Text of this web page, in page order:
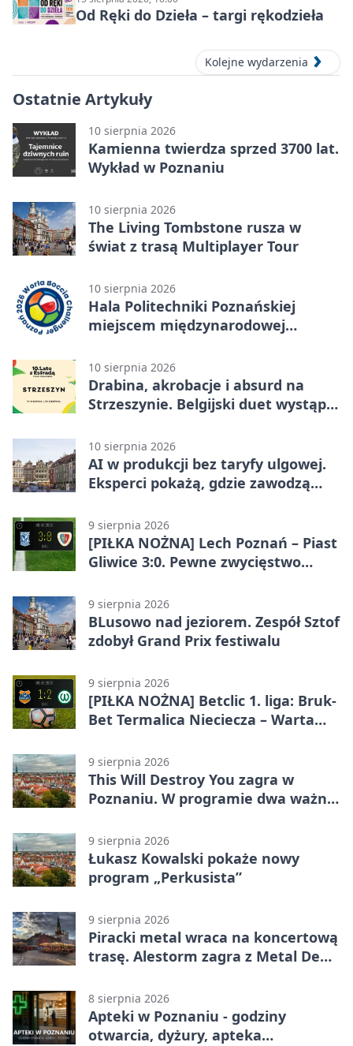
Od Ręki do Dzieła – targi rękodzieła
Kolejne wydarzenia
Ostatnie Artykuły
10 sierpnia 2026
Kamienna twierdza sprzed 3700 lat.
Wykład w Poznaniu
10 sierpnia 2026
The Living Tombstone rusza w
świat z trasą Multiplayer Tour
10 sierpnia 2026
Hala Politechniki Poznańskiej
miejscem międzynarodowej
10 sierpnia 2026
Drabina, akrobacje i absurd na
Strzeszynie. Belgijski duet wystąpi
10 sierpnia 2026
AI w produkcji bez taryfy ulgowej.
Eksperci pokażą, gdzie zawodzą
9 sierpnia 2026
[PIŁKA NOŻNA] Lech Poznań – Piast
Gliwice 3:0. Pewne zwycięstwo
9 sierpnia 2026
BLusowo nad jeziorem. Zespół Sztof
zdobył Grand Prix festiwalu
9 sierpnia 2026
[PIŁKA NOŻNA] Betclic 1. liga: Bruk-
Bet Termalica Nieciecza – Warta
komplet punktów
9 sierpnia 2026
This Will Destroy You zagra w
Poznaniu. W programie dwa ważne
9 sierpnia 2026
Łukasz Kowalski pokaże nowy
program „Perkusista”
9 sierpnia 2026
Piracki metal wraca na koncertową
trasę. Alestorm zagra z Metal De
8 sierpnia 2026
Apteki w Poznaniu - godziny
otwarcia, dyżury, apteka